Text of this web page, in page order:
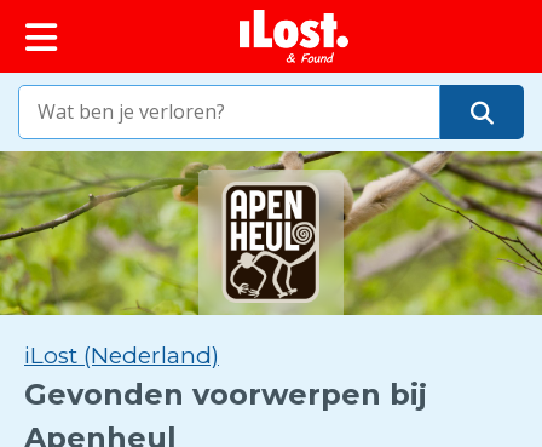
iLost (Nederland)
Gevonden voorwerpen bij
Apenheul